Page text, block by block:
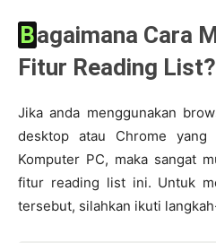
Bagaimana Cara Menggunakan
Fitur Reading List?
Jika anda menggunakan
desktop atau Chrome
Komputer PC, maka sangat
fitur reading list ini. Untuk
tersebut, silahkan ikuti